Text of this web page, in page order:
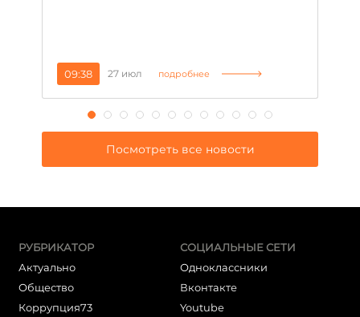
09:38 27 июл подробнее
Посмотреть все новости
РУБРИКАТОР
Актуально
Общество
Коррупция73
СОЦИАЛЬНЫЕ СЕТИ
Одноклассники
Вконтакте
Youtube